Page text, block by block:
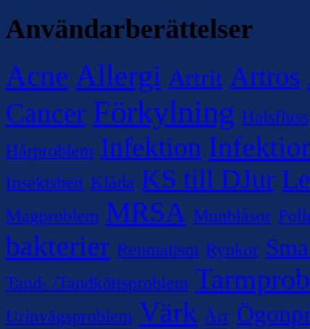
Användarberättelser
Acne Allergi Artrit Artros
Cancer Förkylning Halsfluss
Hårproblem Infektion
Insektsbett Klåda KS till DJur
Magproblem MRSA Munblåsor
bakterier Reumatism Rynkor
Tand- /Tandköttsproblem
Urinvägsproblem Värk Ärr